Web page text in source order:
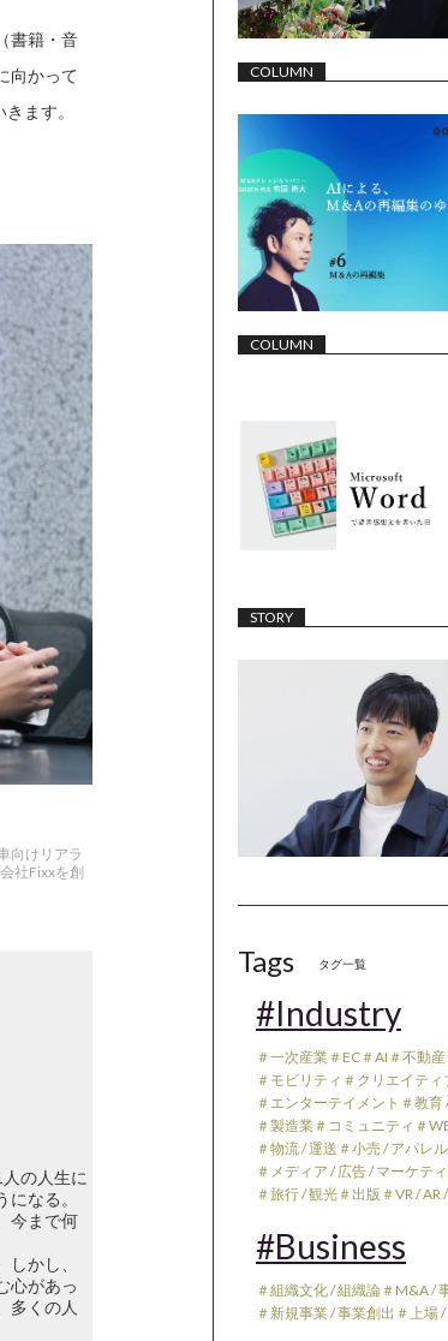
書籍・音
向かって
ます。
向けリアラ
社Fixxを創
の人生に
なる。
今まで何
かし、
心があっ
多くの人
COLUMN
COLUMN
STORY
Tags タグ一覧
#Industry
＃一次産業 ＃EC ＃AI ＃不動
＃モビリティ ＃クリエイティ
＃エンターテイメント ＃教育
＃製造業 ＃コミュニティ ＃
＃物流 / 運送 ＃小売 / アパレル
＃メディア / 広告 / マーケテ
＃旅行 / 観光 ＃出版 ＃VR / AR
#Business
＃組織文化 / 組織論 ＃M&A /
＃新規事業 / 事業創出 ＃上場